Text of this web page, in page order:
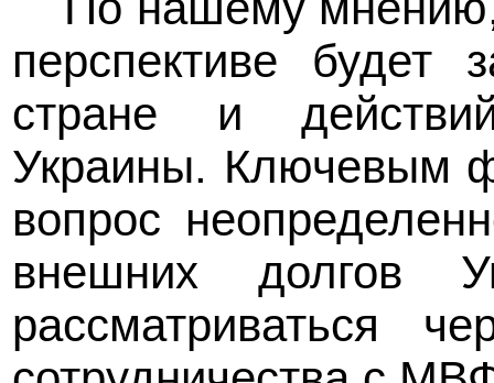
перспективе будет
стране и
Украины. Ключевым
вопрос
внешних долгов
рассматриваться